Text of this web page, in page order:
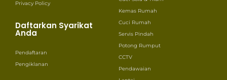
Privacy Policy
Daftarkan Syarikat
Anda
Pendaftaran
Pengiklanan
Kemas Rumah
Cuci Rumah
Servis Pindah
Potong Rumput
CCTV
Pendawaian